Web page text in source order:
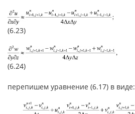
(6.23)
(6.24)
перепишем уравнение (6.17) в виде: